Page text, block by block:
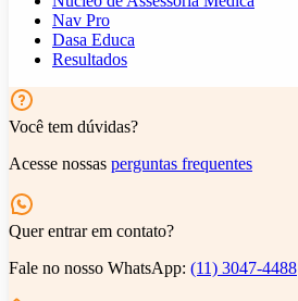
Nav Pro
Dasa Educa
Resultados
Você tem dúvidas?
Acesse nossas perguntas frequentes
Quer entrar em contato?
Fale no nosso WhatsApp: (11) 3047-4488